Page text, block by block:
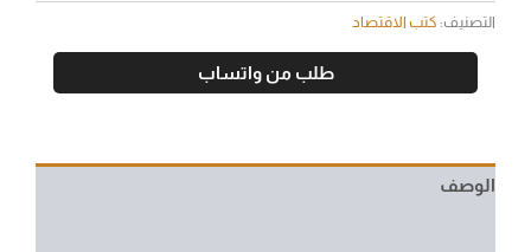
التصنيف: كتب الاقتصاد
طلب من واتساب
الوصف